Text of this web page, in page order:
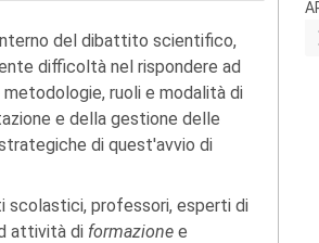
del dibattito scientifico,
difficoltà nel rispondere ad
ruoli e modalità di
e della gestione delle
di quest'avvio di
scolastici, professori, esperti di
attività di formazione e